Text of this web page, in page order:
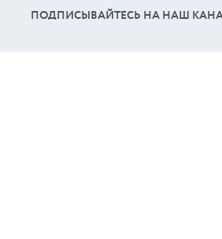
ПОДПИСЫВАЙТЕСЬ НА НАШ